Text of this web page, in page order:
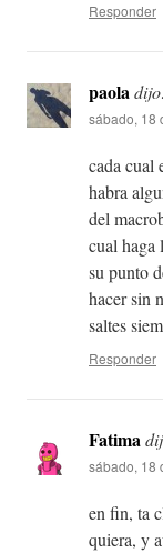
Responder
paola
sábado, 18
cada cual
habra
del
cual haga
su punto
hacer sin
saltes
Responder
Fatima
sábado, 18
en fin, ta
quiera, y